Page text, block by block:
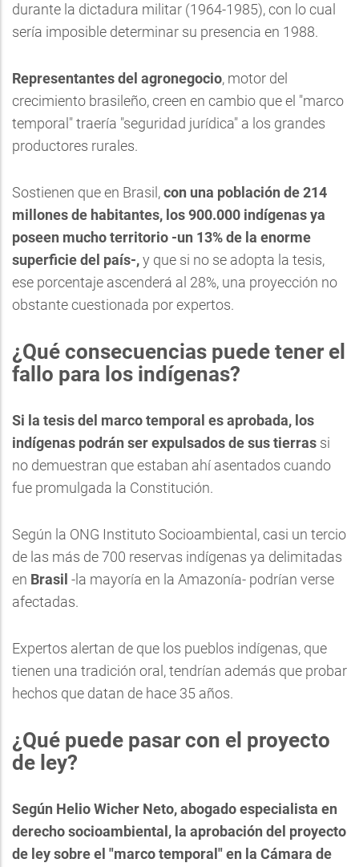
durante la dictadura militar (1964-1985), con lo cual
sería imposible determinar su presencia en 1988.
Representantes del agronegocio, motor del
crecimiento brasileño, creen en cambio que el "marco
temporal" traería "seguridad jurídica" a los grandes
productores rurales.
Sostienen que en Brasil ,con una población de 214
millones de habitantes, los 900.000 indígenas ya
poseen mucho territorio -un 13% de la enorme
superficie del país-,y que si no se adopta la tesis,
ese porcentaje ascenderá al 28%, una proyección no
obstante cuestionada por expertos.
¿Qué consecuencias puede tener el
fallo para los indígenas?
Si la tesis del marco temporal es aprobada, los
indígenas podrán ser expulsados de sus tierras si
no demuestran que estaban ahí asentados cuando
fue promulgada la Constitución.
Según la ONG Instituto Socioambiental, casi un tercio
de las más de 700 reservas indígenas ya delimitadas
en Brasil -la mayoría en la Amazonía- podrían verse
afectadas.
Expertos alertan de que los pueblos indígenas, que
tienen una tradición oral, tendrían además que probar
hechos que datan de hace 35 años.
¿Qué puede pasar con el proyecto
de ley?
Según Helio Wicher Neto, abogado especialista en
derecho socioambiental, la aprobación del proyecto
de ley sobre el "marco temporal" en la Cámara de